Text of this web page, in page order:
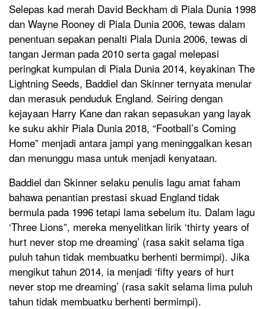
Selepas kad merah David Beckham di Piala Dunia 1998
dan Wayne Rooney di Piala Dunia 2006, tewas dalam
penentuan sepakan penalti Piala Dunia 2006, tewas di
tangan Jerman pada 2010 serta gagal melepasi
peringkat kumpulan di Piala Dunia 2014, keyakinan The
Lightning Seeds, Baddiel dan Skinner ternyata menular
dan merasuk penduduk England. Seiring dengan
kejayaan Harry Kane dan rakan sepasukan yang layak
ke suku akhir Piala Dunia 2018, “Football’s Coming
Home” menjadi antara jampi yang meninggalkan kesan
dan menunggu masa untuk menjadi kenyataan.
Baddiel dan Skinner selaku penulis lagu amat faham
bahawa penantian prestasi skuad England tidak
bermula pada 1996 tetapi lama sebelum itu. Dalam lagu
‘Three Lions”, mereka menyelitkan lirik ‘thirty years of
hurt never stop me dreaming’ (rasa sakit selama tiga
puluh tahun tidak membuatku berhenti bermimpi). Jika
mengikut tahun 2014, ia menjadi ‘fifty years of hurt
never stop me dreaming’ (rasa sakit selama lima puluh
tahun tidak membuatku berhenti bermimpi).